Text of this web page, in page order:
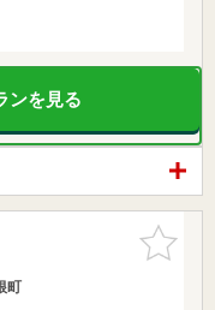
ンを見る
お気に入
りに追加
町